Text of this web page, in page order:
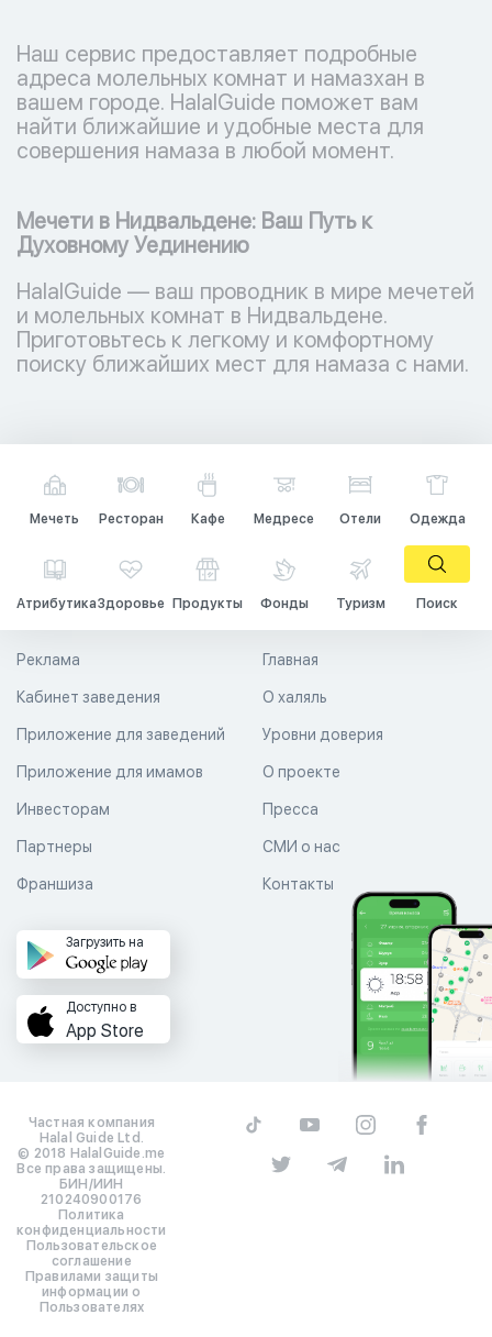
Наш сервис предоставляет подробные
адреса молельных комнат и намазхан в
вашем городе. HalalGuide поможет вам
найти ближайшие и удобные места для
совершения намаза в любой момент.
Мечети в Нидвальдене: Ваш Путь к
Духовному Уединению
HalalGuide — ваш проводник в мире мечетей
и молельных комнат в Нидвальдене.
Приготовьтесь к легкому и комфортному
поиску ближайших мест для намаза с нами.
Мечеть Ресторан Кафе Медресе Отели Одежда
АтрибутикаЗдоровье Продукты Фонды Туризм Поиск
Главная
О халяль
Уровни доверия
Реклама
Кабинет заведения
Приложение для заведений
Приложение для имамов О проекте
Пресса
СМИ о нас
Контакты
Инвесторам
Партнеры
Франшиза
Загрузить на
Доступно в
App Store
Частная компания
Halal Guide Ltd.
© 2018 HalalGuide.me
Все права защищены.
БИН/ИИН
210240900176
Политика
конфиденциальности
Пользовательское
соглашение
Правилами защиты
информации о
Пользователях